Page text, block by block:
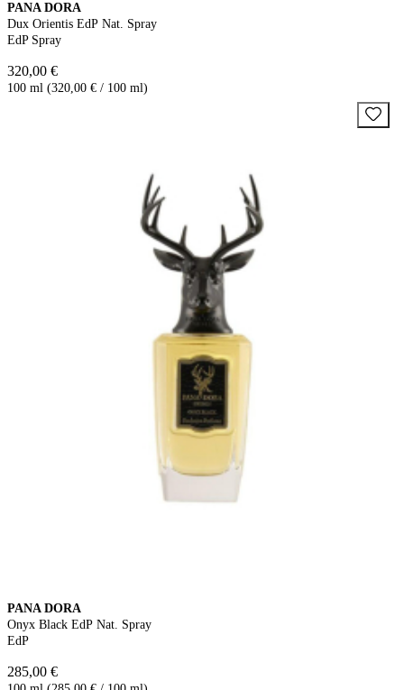
PANA DORA
Dux Orientis EdP Nat. Spray
EdP Spray
320,00 €
100 ml (320,00 € / 100 ml)
PANA DORA
Onyx Black EdP Nat. Spray
EdP
285,00 €